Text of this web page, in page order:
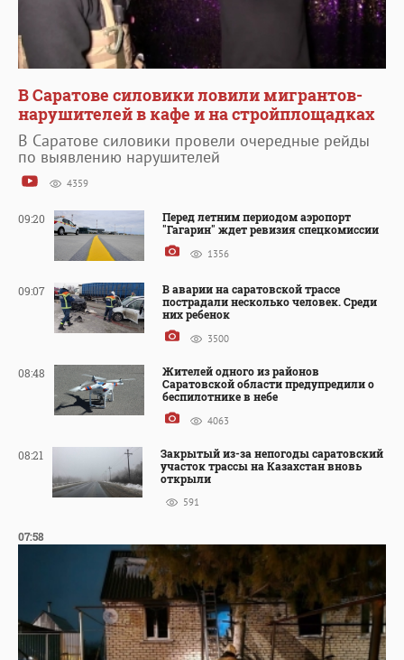
В Саратове силовики ловили мигрантов-
нарушителей в кафе и на стройплощадках
В Саратове силовики провели очередные рейды
по выявлению нарушителей
4359
09:20
Перед летним периодом аэропорт
"Гагарин" ждет ревизия спецкомиссии
1356
09:07
В аварии на саратовской трассе
пострадали несколько человек. Среди
них ребенок
3500
08:48
Жителей одного из районов
Саратовской области предупредили о
беспилотнике в небе
4063
08:21
Закрытый из-за непогоды саратовский
участок трассы на Казахстан вновь
открыли
591
07:58